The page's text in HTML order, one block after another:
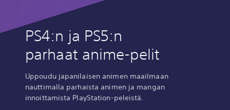
PS4:n ja PS5:n
parhaat anime-pelit
Uppoudu japanilaisen animen maailmaan
nauttimalla parhaista animen ja mangan
innoittamista PlayStation-peleistä.